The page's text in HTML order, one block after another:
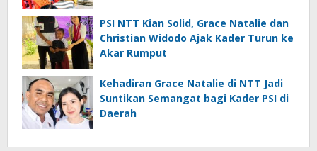
PSI NTT Kian Solid, Grace Natalie dan
Christian Widodo Ajak Kader Turun ke
Akar Rumput
Kehadiran Grace Natalie di NTT Jadi
Suntikan Semangat bagi Kader PSI di
Daerah